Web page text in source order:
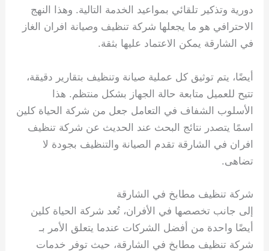
دورية وتذكير تلقائي بمواعيد الخدمة التالية. وهذا النهج
الاحترافي هو ما يجعلها شركة تنظيف وصيانة افران الغاز
في الشارقة يمكن الاعتماد عليها بثقة.
أيضًا، يتم توثيق كل عملية صيانة وتنظيف بتقارير دقيقة،
تتيح للعميل متابعة حالة الجهاز بشكل منتظم. هذا
الأسلوب الشفاف في التعامل جعل من شركة الحياة كلين
اسمًا يتصدر نتائج البحث عند الحديث عن شركة تنظيف
افران في الشارقة تقدم الصيانة والتنظيف بجودة لا
تضاهى.
شركة تنظيف مطابخ في الشارقة
إلى جانب تخصصها في الأفران، تُعد شركة الحياة كلين
أيضًا واحدة من أفضل الشركات عندما يتعلق الأمر بـ
شركة تنظيف مطابخ في الشارقة، حيث توفر خدمات